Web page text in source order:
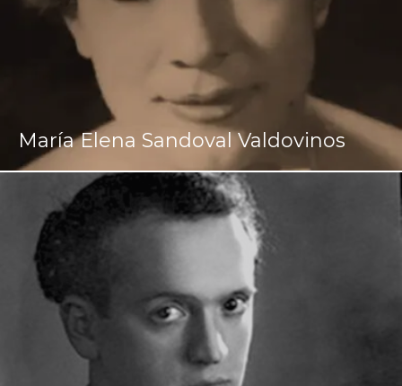
María Elena Sandoval Valdovinos